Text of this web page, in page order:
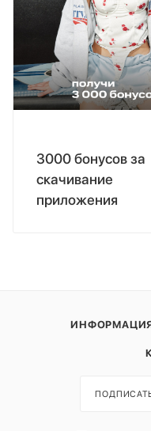
3000 бонусов за
скачивание
приложения